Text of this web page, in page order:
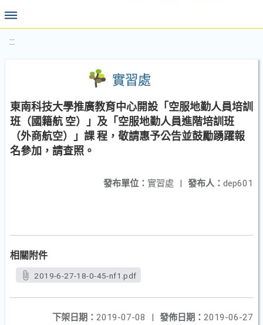
:::
實習處
東南科技大學推廣教育中心開設「空服地勤人員培訓
班（國籍航 空）」及「空服地勤人員進階培訓班
（外商航空）」課 程，敬請惠予公告並鼓勵踴躍報
名參加，請查照。
發布人： dep601
發布單位： 實習處 |
相關附件
2019-6-27-18-0-45-nf1.pdf
發佈日期： 2019-06-27
下架日期： 2019-07-08
|